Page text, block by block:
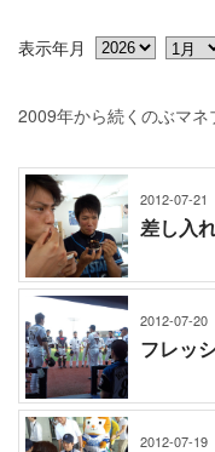
表示年月
2009年から続くのぶマネ
2012-07-21
差し入
2012-07-20
フレッ
2012-07-19